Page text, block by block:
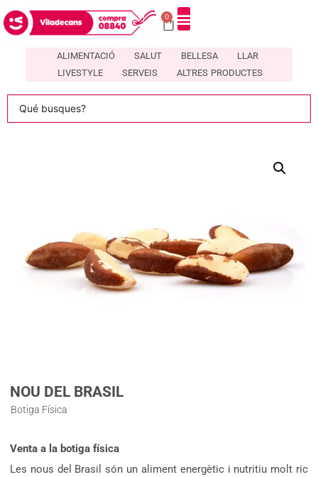
0
ALIMENTACIÓ SALUT BELLESA
LLAR
LIVESTYLE
SERVEIS ALTRES PRODUCTES
NOU DEL BRASIL
Botiga Física
Venta a la botiga física
Les nous del Brasil són un aliment energètic i nutritiu molt ric